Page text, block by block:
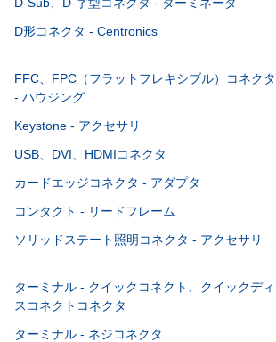
D形コネクタ - Centronics
FFC、FPC（フラットフレキシブル）コネクタ
- ハウジング
Keystone - アクセサリ
USB、DVI、HDMIコネクタ
カードエッジコネクタ - アダプタ
コンタクト - リードフレーム
ソリッドステート照明コネクタ - アクセサリ
ターミナル - クイックコネクト、クイックディ
スコネクトコネクタ
ターミナル - ネジコネクタ